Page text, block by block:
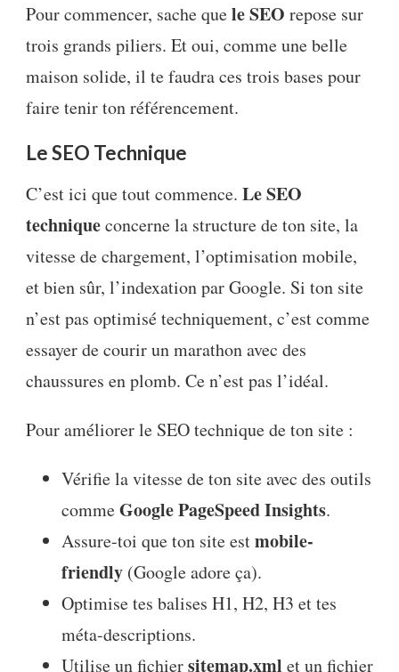
Pour commencer, sache quele SEO repose sur
trois grands piliers. Et oui, comme une belle
maison solide, il te faudra ces trois bases pour
faire tenir ton référencement.
Le SEO Technique
C’est ici que tout commence. Le SEO
techniqueconcerne la structure de ton site, la
vitesse de chargement, l’optimisation mobile,
et bien sûr, l’indexation par Google. Si ton site
n’est pas optimisé techniquement, c’est comme
essayer de courir un marathon avec des
chaussures en plomb. Ce n’est pas l’idéal.
Pour améliorer le SEO technique de ton site :
Vérifie la vitesse de ton site avec des outils
commeGoogle PageSpeed Insights.
Assure-toi que ton site estmobile-
friendly (Google adore ça).
Optimise tes balises H1, H2, H3 et tes
méta-descriptions.
Utilise un fichiersitemap.xml et un fichier